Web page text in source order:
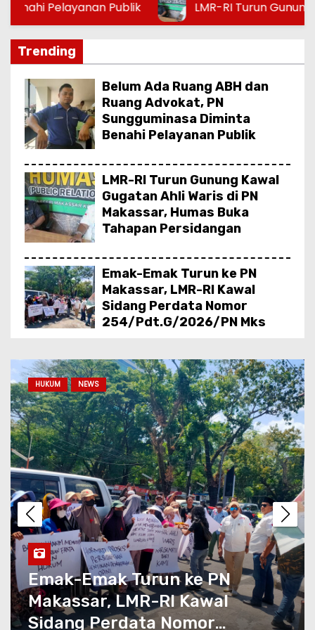
LMR-RI Turun Gunung Kawal Gugatan Ahli
Trending
Belum Ada Ruang ABH dan
Ruang Advokat, PN
Sungguminasa Diminta
Benahi Pelayanan Publik
LMR-RI Turun Gunung Kawal
Gugatan Ahli Waris di PN
Makassar, Humas Buka
Tahapan Persidangan
Emak-Emak Turun ke PN
Makassar, LMR-RI Kawal
Sidang Perdata Nomor
254/Pdt.G/2026/PN Mks
LDII Sulawesi Selatan
Apresiasi Kombes Pol Hajat
Mabrur Bujangga, Sambut
Dirintelkam Baru Kombes Pol
Dulfi Muis
PUKAT Sulsel: Hibah Rp20
Miliar untuk Mess Kejati Perlu
Dikaji Ulang, Uang Pajak
Rakyat Harus Berorientasi
pada Kepentingan Publik
Kematian Penjaga Rumah Eks
Jampidsus Jadi Sorotan,
DPR Desak Pengusutan
Tuntas Berbasis Bukti Ilmiah
HUKUM NEWS
Emak-Emak Turun ke PN
Makassar, LMR-RI Kawal
Sidang Perdata Nomor